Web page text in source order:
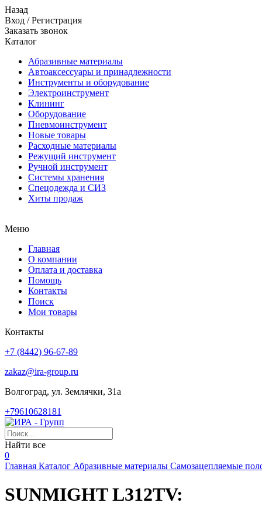
Назад
Вход /Регистрация
Заказать звонок
Каталог
Абразивные материалы
Автоаксессуары и принадлежности
Инструменты и оборудование
Электроинструмент
Клининг
Оборудование
Пневмоинструмент
Новые товары
Расходные материалы
Режущий инструмент
Ручной инструмент
Системы хранения
Спецодежда и СИЗ
Хиты продаж
Меню
Главная
О компании
Оплата и доставка
Помощь
Контакты
Поиск
Мои товары
Контакты
+7 (8442) 96-67-89
zakaz@ira-group.ru
Волгоград, ул. Землячки, 31а
+79610628181
Найти все
0
Главная Каталог Абразивные материалы Самозацепляемые
SUNMIGHT L312TV: